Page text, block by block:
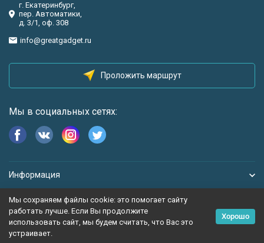
г. Екатеринбург,
пер. Автоматики,
д. 3/1, оф. 308
info@greatgadget.ru
Проложить маршрут
Мы в социальных сетях:
Информация
Мы сохраняем файлы cookie: это помогает сайту
работать лучше. Если Вы продолжите
использовать сайт, мы будем считать, что Вас это
устраивает.
Хорошо